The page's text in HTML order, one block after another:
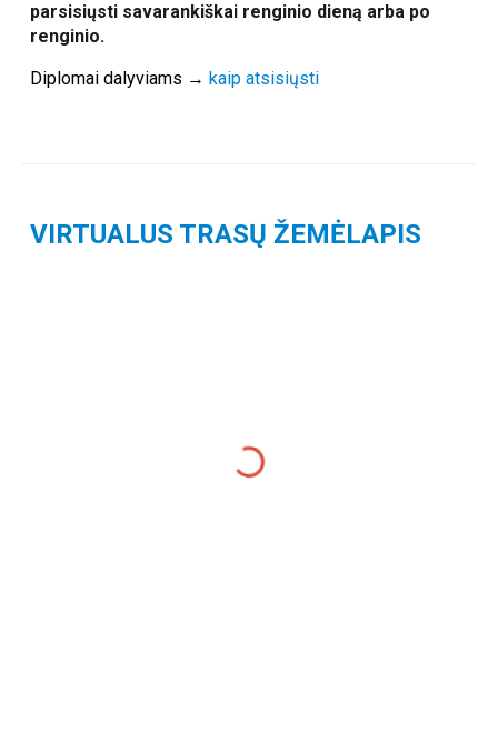
parsisiųsti savarankiškai renginio dieną arba po
renginio.
Diplomai dalyviams →kaip atsisiųsti
VIRTUALUS TRASŲ ŽEMĖLAPIS